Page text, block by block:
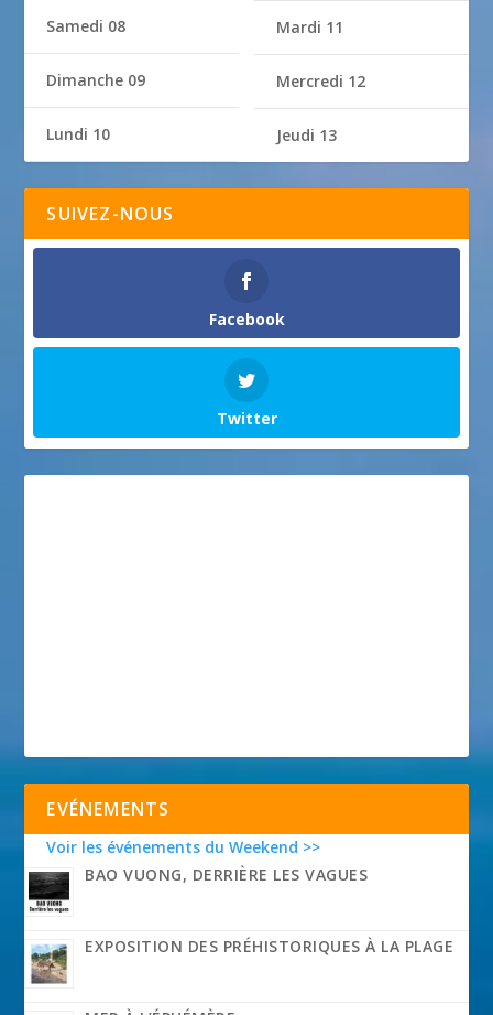
Samedi 08
Dimanche 09
Lundi 10
Mardi 11
Mercredi 12
Jeudi 13
SUIVEZ-NOUS
Facebook
Twitter
EVÉNEMENTS
Voir les événements du Weekend >>
BAO VUONG, DERRIÈRE LES VAGUES
EXPOSITION DES PRÉHISTORIQUES À LA PLAGE